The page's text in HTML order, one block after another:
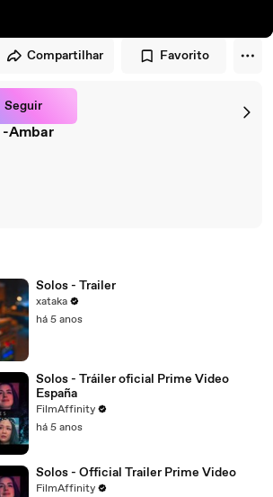
Compartilhar Favorito
Seguir
Solo de Derbake -Ambar
Solos - Trailer
xataka
há 5 anos
Solos - Tráiler oficial Prime Video
España
FilmAffinity
há 5 anos
Solos - Official Trailer Prime Video
FilmAffinity